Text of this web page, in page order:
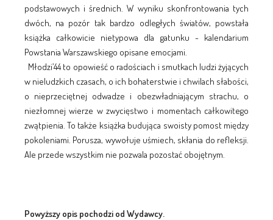
podstawowych i średnich. W wyniku skonfrontowania tych
dwóch, na pozór tak bardzo odległych światów, powstała
książka całkowicie nietypowa dla gatunku - kalendarium
Powstania Warszawskiego opisane emocjami.
Młodzi’44 to opowieść o radościach i smutkach ludzi żyjących
w nieludzkich czasach, o ich bohaterstwie i chwilach słabości,
o nieprzeciętnej odwadze i obezwładniającym strachu, o
niezłomnej wierze w zwycięstwo i momentach całkowitego
zwątpienia. To także książka budująca swoisty pomost między
pokoleniami. Porusza, wywołuje uśmiech, skłania do refleksji.
Ale przede wszystkim nie pozwala pozostać obojętnym.
Powyższy opis pochodzi od Wydawcy.